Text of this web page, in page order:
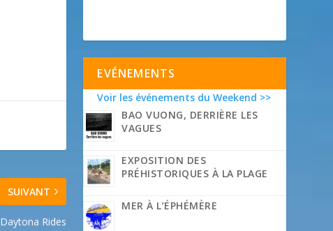
SUIVANT
Daytona Rides
EVÉNEMENTS
Voir les événements du Weekend >>
BAO VUONG, DERRIÈRE LES
VAGUES
EXPOSITION DES
PRÉHISTORIQUES À LA PLAGE
MER À L’ÉPHÉMÈRE